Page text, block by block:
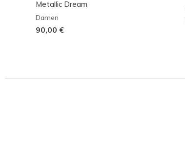
Metallic Dream
Damen
90,00 €